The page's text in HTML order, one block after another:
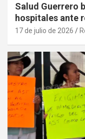
Salud Guerrero
hospitales ante
17 de julio de 2026